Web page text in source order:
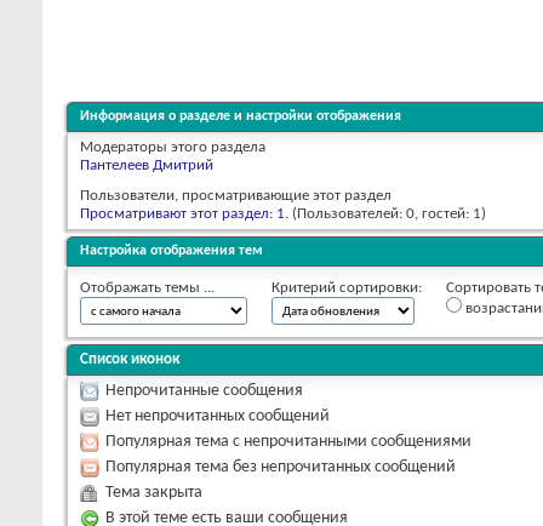
Информация о разделе и настройки отображения
Модераторы этого раздела
Пантелеев Дмитрий
Пользователи, просматривающие этот раздел
Просматривают этот раздел: 1. (Пользователей: 0, гостей: 1)
Настройка отображения тем
Отображать темы ... Критерий сортировки:
Сортировать
Список иконок
Непрочитанные сообщения
Нет непрочитанных сообщений
Популярная тема с непрочитанными сообщениями
Популярная тема без непрочитанных сообщений
Тема закрыта
В этой теме есть ваши сообщения